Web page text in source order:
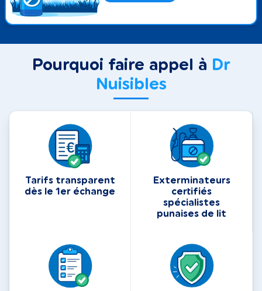
Pourquoi faire appel à Dr
Nuisibles
Tarifs transparent
dès le 1er échange
Exterminateurs
certifiés
spécialistes
punaises de lit